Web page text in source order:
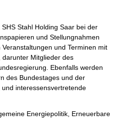
Stahl Holding Saar bei der
und Stellungnahmen
und Terminen mit
Mitglieder des
Ebenfalls werden
des Bundestages und der
interessensvertretende
Energiepolitik, Erneuerbare